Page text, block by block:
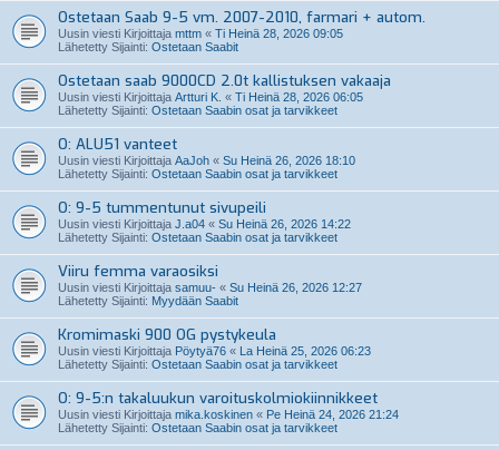
Ostetaan Saab 9-5 vm. 2007-2010, farmari + autom.
Uusin viesti Kirjoittaja mttm « Ti Heinä 28, 2026 09:05
Lähetetty Sijainti: Ostetaan Saabit
Ostetaan saab 9000CD 2.0t kallistuksen vakaaja
Uusin viesti Kirjoittaja Artturi K. « Ti Heinä 28, 2026 06:05
Lähetetty Sijainti: Ostetaan Saabin osat ja tarvikkeet
O: ALU51 vanteet
Uusin viesti Kirjoittaja AaJoh « Su Heinä 26, 2026 18:10
Lähetetty Sijainti: Ostetaan Saabin osat ja tarvikkeet
O: 9-5 tummentunut sivupeili
Uusin viesti Kirjoittaja J.a04 « Su Heinä 26, 2026 14:22
Lähetetty Sijainti: Ostetaan Saabin osat ja tarvikkeet
Viiru femma varaosiksi
Uusin viesti Kirjoittaja samuu- « Su Heinä 26, 2026 12:27
Lähetetty Sijainti: Myydään Saabit
Kromimaski 900 OG pystykeula
Uusin viesti Kirjoittaja Pöytyä76 « La Heinä 25, 2026 06:23
Lähetetty Sijainti: Ostetaan Saabin osat ja tarvikkeet
O: 9-5:n takaluukun varoituskolmiokiinnikkeet
Uusin viesti Kirjoittaja mika.koskinen « Pe Heinä 24, 2026 21:24
Lähetetty Sijainti: Ostetaan Saabin osat ja tarvikkeet